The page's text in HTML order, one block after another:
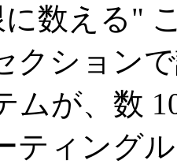
数える"
クション
ムが、数
ティング